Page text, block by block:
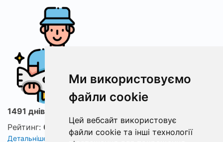
Ми використовуємо
файли cookie
Цей вебсайт використовує
файли cookie та інші технології
1491 днів з ФішХаб
Рейтинг: 0
Детальніше про рейтинг